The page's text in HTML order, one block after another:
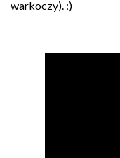
warkoczy). :)